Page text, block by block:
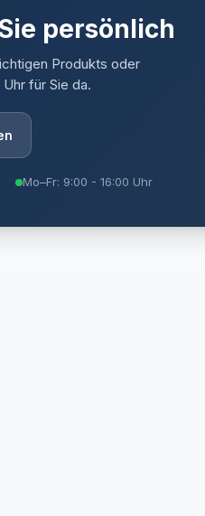
persönlich
Produkts oder
für Sie da.
Mo–Fr: 9:00 - 16:00 Uhr